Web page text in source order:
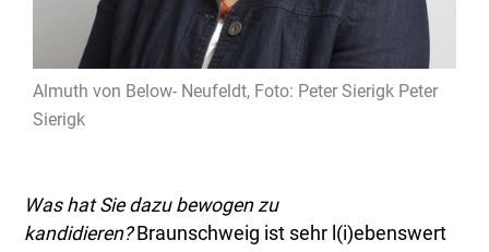
Almuth von Below- Neufeldt, Foto: Peter Sierigk Peter
Sierigk
Was hat Sie dazu bewogen zu
kandidieren? Braunschweig ist sehr l(i)ebenswert